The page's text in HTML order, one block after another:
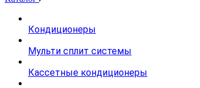
Кондиционеры
Мульти сплит системы
Кассетные кондиционеры